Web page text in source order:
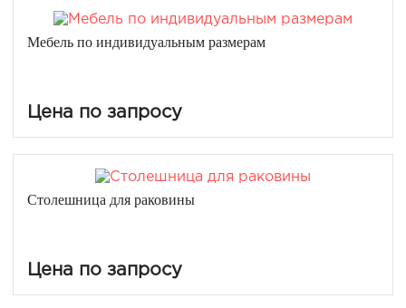
Мебель по индивидуальным размерам
Цена по запросу
Столешница для раковины
Цена по запросу